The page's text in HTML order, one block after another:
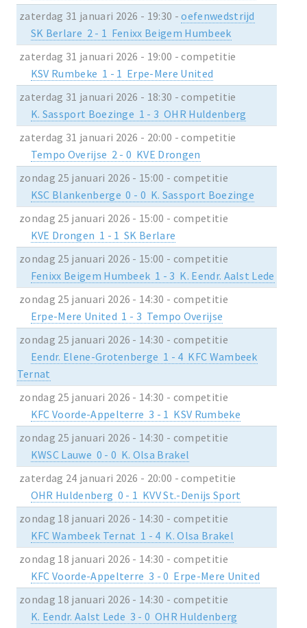
zaterdag 31 januari 2026 - 19:30 -oefenwedstrijd
SK Berlare 2 - 1 Fenixx Beigem Humbeek
zaterdag 31 januari 2026 - 19:00 - competitie
KSV Rumbeke 1 - 1 Erpe-Mere United
zaterdag 31 januari 2026 - 18:30 - competitie
K. Sassport Boezinge 1 - 3 OHR Huldenberg
zaterdag 31 januari 2026 - 20:00 - competitie
Tempo Overijse 2 - 0 KVE Drongen
zondag 25 januari 2026 - 15:00 - competitie
KSC Blankenberge 0 - 0 K. Sassport Boezinge
zondag 25 januari 2026 - 15:00 - competitie
KVE Drongen 1 - 1 SK Berlare
zondag 25 januari 2026 - 15:00 - competitie
Fenixx Beigem Humbeek 1 - 3 K. Eendr. Aalst Lede
zondag 25 januari 2026 - 14:30 - competitie
Erpe-Mere United 1 - 3 Tempo Overijse
zondag 25 januari 2026 - 14:30 - competitie
Eendr. Elene-Grotenberge 1 - 4 KFC Wambeek
Ternat
zondag 25 januari 2026 - 14:30 - competitie
KFC Voorde-Appelterre 3 - 1 KSV Rumbeke
zondag 25 januari 2026 - 14:30 - competitie
KWSC Lauwe 0 - 0 K. Olsa Brakel
zaterdag 24 januari 2026 - 20:00 - competitie
OHR Huldenberg 0 - 1 KVV St.-Denijs Sport
zondag 18 januari 2026 - 14:30 - competitie
KFC Wambeek Ternat 1 - 4 K. Olsa Brakel
zondag 18 januari 2026 - 14:30 - competitie
KFC Voorde-Appelterre 3 - 0 Erpe-Mere United
zondag 18 januari 2026 - 14:30 - competitie
K. Eendr. Aalst Lede 3 - 0 OHR Huldenberg